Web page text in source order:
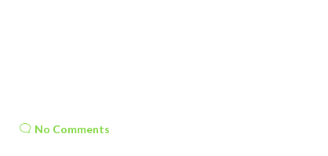
No Comments